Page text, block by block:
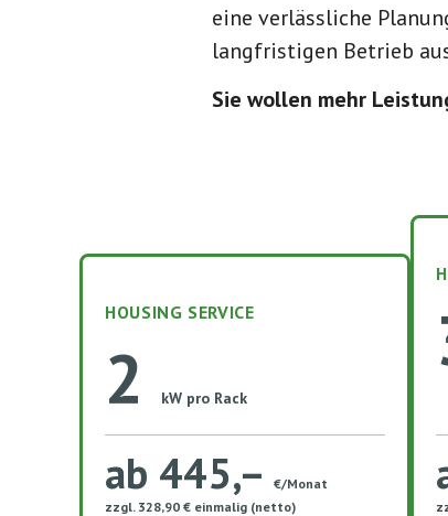
eine verlässliche
langfristigen Betrieb
Sie wollen mehr
HOUSING SERVICE
2 kW pro Rack
ab 445,–
€/Monat
zzgl. 328,90 € einmalig (netto)